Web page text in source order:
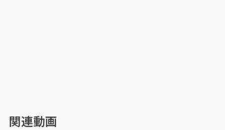
関連動画